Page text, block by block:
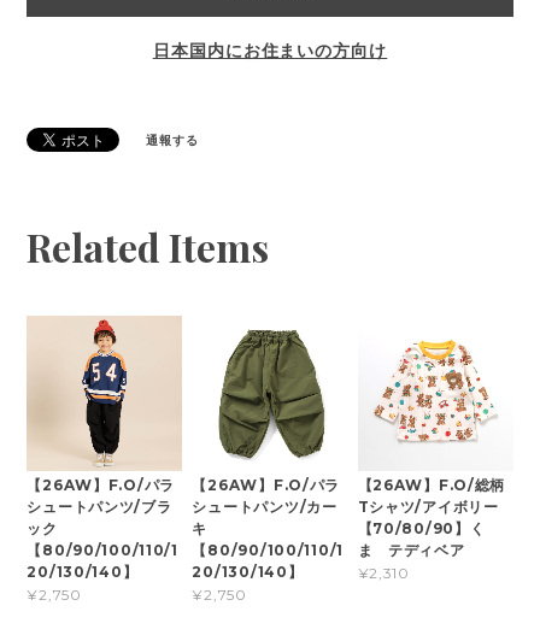
日本国内にお住まいの方向け
通報する
Related Items
【26AW】F.O/パラ
シュートパンツ/ブラ
ック
【80/90/100/110/1
20/130/140】
¥2,750
【26AW】F.O/パラ
シュートパンツ/カー
キ
【80/90/100/110/1
20/130/140】
¥2,750
【26AW】F.O/総柄
Tシャツ/アイボリー
【70/80/90】く
ま テディベア
¥2,310